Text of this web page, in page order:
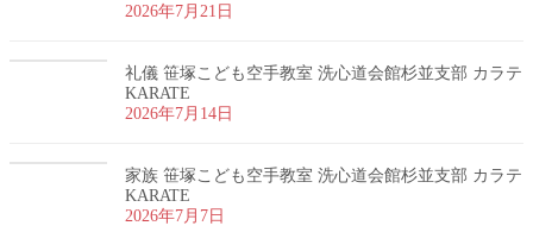
2026年7月21日
礼儀 笹塚こども空手教室 洗心道会館杉並支部 カラテ
KARATE
2026年7月14日
家族 笹塚こども空手教室 洗心道会館杉並支部 カラテ
KARATE
2026年7月7日